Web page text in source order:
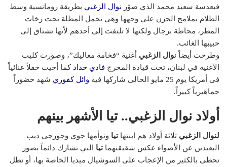
فبعدسة سعيد محمد الذي صوّر نوال الزغبي بطريقة رومانسية وسط
الظلام بملامح الحزن على وجهها وهي تحمل المظلة تحت زخات
المطر، محاطة برجال ولكنها لا تلتفت إلى أحدهم لأنها تشتاق إلى
حبيبها الغائب.
وطرحت أيضاً نوال الزغبي أغنية “فخامة معاليك”، وصورت كليب
الأغنية في لبنان، تحت قيادة المخرج فادي حداد كما أحيت حفلاً غنائياً
فى أمريكا يوم 25 مايو الحالى شاركها فيه
وائل كفوري شهد حضوراً
جماهيرياً كبيراً.
أولاد نوال الزغبي.. تيا الأشهر بينهم
لنوال الزغبي ثلاثة أولاد هم ابنتهاتيا وتوأمها جوي وجورجي ديب
البعيدين عن الأضواء عكس شقيقتهما تيا
التي تشارك دائماً بصور
تحظى بالكثير من الإعجاب على السوشيال ميديا الخاصة بها، أو تطل